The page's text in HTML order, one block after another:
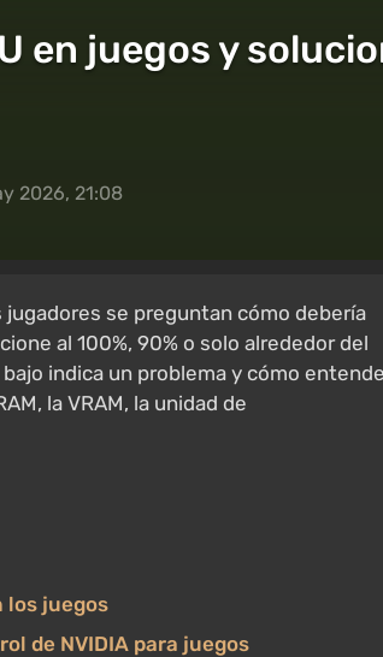
en juegos y
2026, 21:08
jugadores se preguntan cómo debería
al 100%, 90% o solo alrededor del
indica un problema y cómo
la VRAM, la unidad de
los juegos
de NVIDIA para juegos